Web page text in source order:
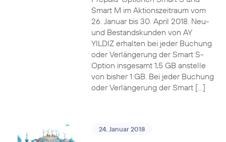
Smart M im Aktionszeitraum vom
26. Januar bis 30. April 2018. Neu-
und Bestandskunden von AY
YILDIZ erhalten bei jeder Buchung
oder Verlängerung der Smart S-
Option insgesamt 1,5 GB anstelle
von bisher 1 GB. Bei jeder Buchung
oder Verlängerung der Smart […]
24. Januar 2018